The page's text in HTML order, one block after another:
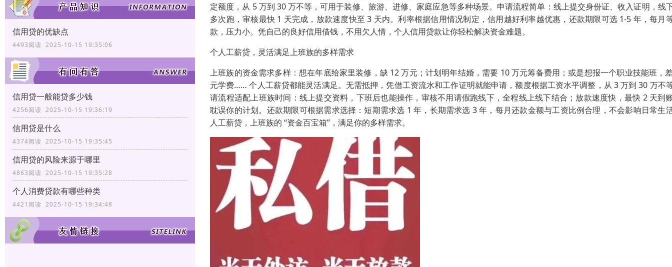
信用贷的优缺点
4493阅读 2025-10-15 19:35:06
信用贷一般能贷多少钱
4256阅读 2025-10-15 19:36:19
信用贷是什么
4374阅读 2025-10-15 19:35:45
信用贷的风险来源于哪里
4863阅读 2025-10-15 19:35:28
个人消费贷款有哪些种类
4421阅读 2025-10-15 19:34:48
定额度，从 5 万到 30 万不等，可用于装修、旅游、进修、家庭应急等多种场景。申请流程简单：线上提交身份证、收入证明，线
多次跑，审核最快 1 天完成，放款速度快至 3 天内。利率根据信用情况制定，信用越好利率越优惠，还款期限可选 1-5 年，每月
款，压力小。凭自己的良好信用借钱，不用欠人情，个人信用贷款让你轻松解决资金难题。
个人工薪贷，灵活满足上班族的多样需求​
上班族的资金需求多样：想在年底给家里装修，缺 12 万元；计划明年结婚，需要 10 万元筹备费用；或是想报一个职业技能班，
元学费…… 个人工薪贷都能灵活满足。无需抵押，凭借工资流水和工作证明就能申请，额度根据工资水平调整，从 3 万到 30 万不
请流程适配上班族时间：线上提交资料，下班后也能操作，审核不用请假跑线下，全程线上线下结合；放款速度快，最快 2 天到
耽误你的计划。还款期限可根据需求选择：短期需求选 1 年，长期需求选 3 年，每月还款金额与工资比例合理，不会影响日常生
人工薪贷，上班族的 “资金百宝箱”，满足你的多样需求。